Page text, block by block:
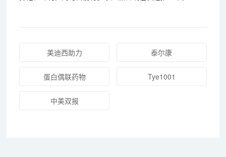
美迪西助力 泰尔康
蛋白偶联药物 Tye1001
中美双报